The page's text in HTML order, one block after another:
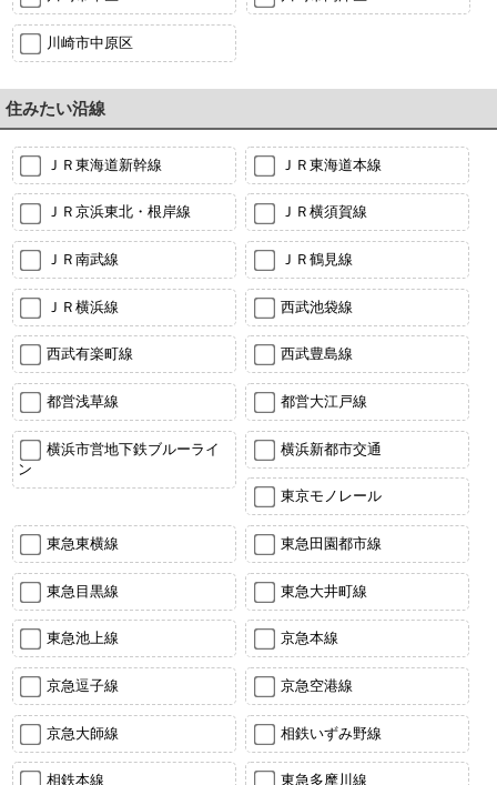
川崎市中原区
住みたい沿線
ＪＲ東海道新幹線 ＪＲ東海道本線
ＪＲ京浜東北・根岸線 ＪＲ横須賀線
ＪＲ南武線 ＪＲ鶴見線
ＪＲ横浜線 西武池袋線
西武有楽町線 西武豊島線
都営浅草線 都営大江戸線
横浜市営地下鉄ブルーライ
ン
横浜新都市交通
東京モノレール
東急東横線 東急田園都市線
東急目黒線 東急大井町線
東急池上線 京急本線
京急逗子線 京急空港線
京急大師線 相鉄いずみ野線
相鉄本線 東急多摩川線